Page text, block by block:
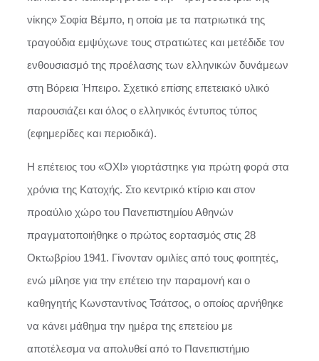
νίκης» Σοφία Βέμπο, η οποία με τα πατριωτικά της
τραγούδια εμψύχωνε τους στρατιώτες και μετέδιδε τον
ενθουσιασμό της προέλασης των ελληνικών δυνάμεων
στη Βόρεια Ήπειρο. Σχετικό επίσης επετειακό υλικό
παρουσιάζει και όλος ο ελληνικός έντυπος τύπος
(εφημερίδες και περιοδικά).
Η επέτειος του «ΟΧΙ» γιορτάστηκε για πρώτη φορά στα
χρόνια της Κατοχής. Στο κεντρικό κτίριο και στον
προαύλιο χώρο του Πανεπιστημίου Αθηνών
πραγματοποιήθηκε ο πρώτος εορτασμός στις 28
Οκτωβρίου 1941. Γίνονταν ομιλίες από τους φοιτητές,
ενώ μίλησε για την επέτειο την παραμονή και ο
καθηγητής Κωνσταντίνος Τσάτσος, ο οποίος αρνήθηκε
να κάνει μάθημα την ημέρα της επετείου με
αποτέλεσμα να απολυθεί από το Πανεπιστήμιο